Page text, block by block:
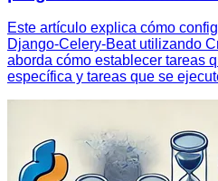
Este artículo explica cómo
Django-Celery-Beat utilizando
aborda cómo establecer tareas
específica y tareas que se